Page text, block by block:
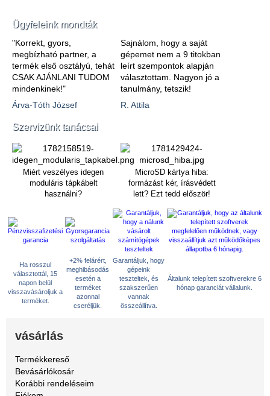
Ügyfeleink mondták
"Korrekt, gyors,
megbízható partner, a
termék első osztályú, tehát
CSAK AJÁNLANI TUDOM
mindenkinek!"
Árva-Tóth József
Sajnálom, hogy a saját
gépemet nem a 9 titokban
leírt szempontok alapján
választottam. Nagyon jó a
tanulmány, tetszik!
R. Attila
Szervizünk tanácsai
Miért veszélyes idegen
moduláris tápkábelt
használni?
MicroSD kártya hiba:
formázást kér, írásvédett
lett? Ezt tedd először!
Ha rosszul
választottál, 15
napon belül
visszavásároljuk a
terméket.
+2% felárért,
meghibásodás
esetén a
terméket
azonnal
cseréljük.
Garantáljuk, hogy
gépeink
teszteltek, és
szakszerűen
vannak
összeállítva.
Általunk telepített szoftverekre 6
hónap garanciát vállalunk.
vásárlás
Termékkereső
Bevásárlókosár
Korábbi rendeléseim